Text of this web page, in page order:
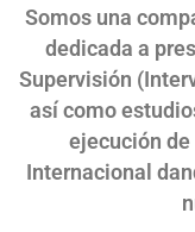
Somos una
dedicada a
Supervisión
así como
ejecución
Internacional